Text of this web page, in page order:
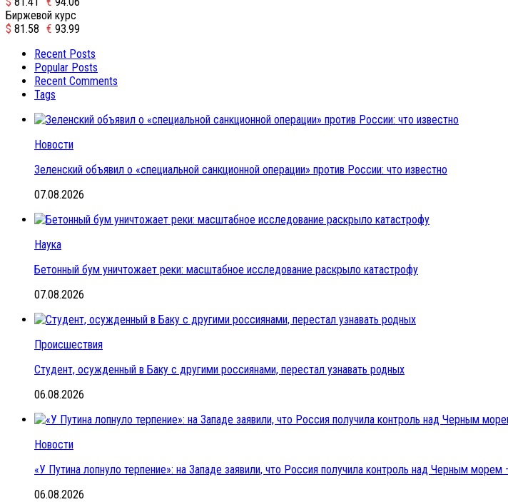
Биржевой курс
$ 81.58 € 93.99
Recent Posts
Popular Posts
Recent Comments
Tags
Новости
Зеленский объявил о «специальной санкционной операции» против России: что известно
07.08.2026
Наука
Бетонный бум уничтожает реки: масштабное исследование раскрыло катастрофу
07.08.2026
Происшествия
Студент, осужденный в Баку с другими россиянами, перестал узнавать родных
06.08.2026
Новости
«У Путина лопнуло терпение»: на Западе заявили, что Россия получила контроль над Черным
06.08.2026